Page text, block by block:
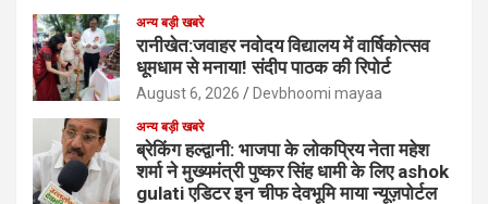
अन्य बड़ी खबरे
रानीखेत:जवाहर नवोदय विद्यालय में वार्षिकोत्सव
धूमधाम से मनाया! संदीप पाठक की रिपोर्ट
August 6, 2026 Devbhoomi mayaa
अन्य बड़ी खबरे
ब्रेकिंग हल्द्वानी: भाजपा के लोकप्रिय नेता महेश
शर्मा ने मुख्यमंत्री पुष्कर सिंह धामी के लिए ashok
gulati एडिटर इन चीफ देवभूमि माया न्यूज़पोर्टल